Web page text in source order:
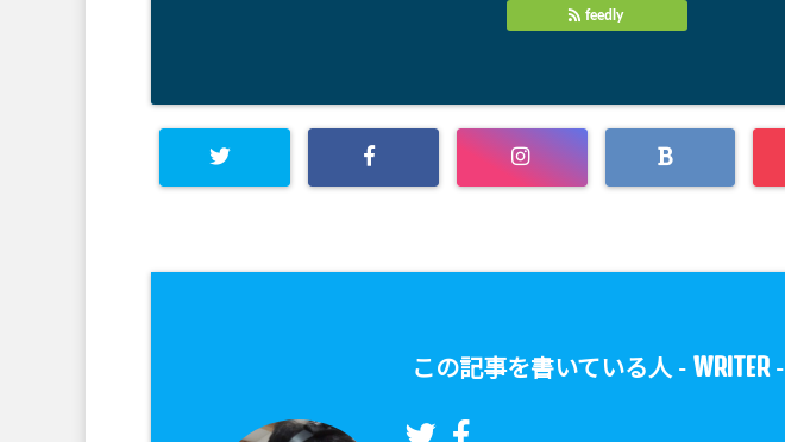
feedly
この記事を書いている人 - WRITER-